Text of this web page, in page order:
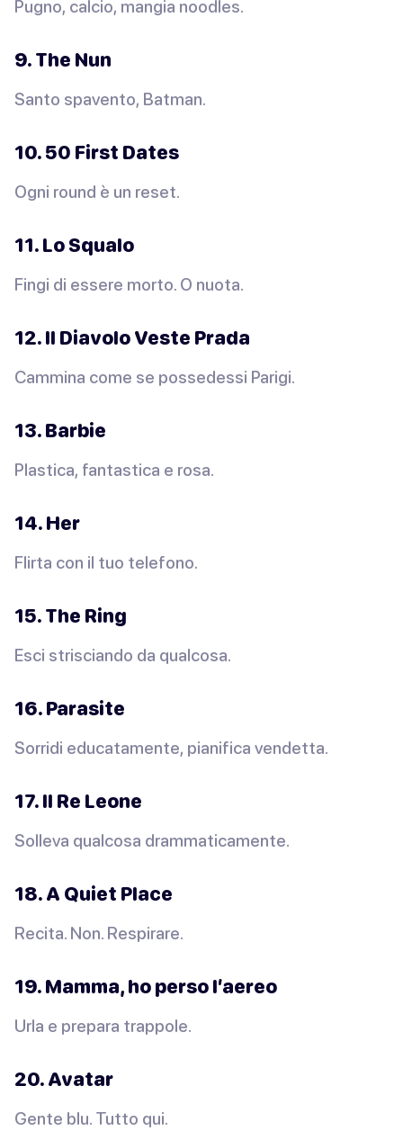
Pugno, calcio, mangia noodles.
9. The Nun
Santo spavento, Batman.
10. 50 First Dates
Ogni round è un reset.
11. Lo Squalo
Fingi di essere morto. O nuota.
12. Il Diavolo Veste Prada
Cammina come se possedessi Parigi.
13. Barbie
Plastica, fantastica e rosa.
14. Her
Flirta con il tuo telefono.
15. The Ring
Esci strisciando da qualcosa.
16. Parasite
Sorridi educatamente, pianifica vendetta.
17. Il Re Leone
Solleva qualcosa drammaticamente.
18. A Quiet Place
Recita. Non. Respirare.
19. Mamma, ho perso l’aereo
Urla e prepara trappole.
20. Avatar
Gente blu. Tutto qui.